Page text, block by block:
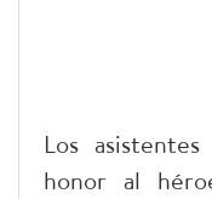
Los
honor al